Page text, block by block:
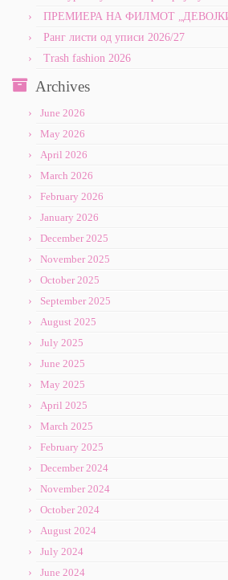
ПРЕМИЕРА НА ФИЛМОТ
Ранг листи од уписи 2026/27
Trash fashion 2026
Archives
June 2026
May 2026
April 2026
March 2026
February 2026
January 2026
December 2025
November 2025
October 2025
September 2025
August 2025
July 2025
June 2025
May 2025
April 2025
March 2025
February 2025
December 2024
November 2024
October 2024
August 2024
July 2024
June 2024